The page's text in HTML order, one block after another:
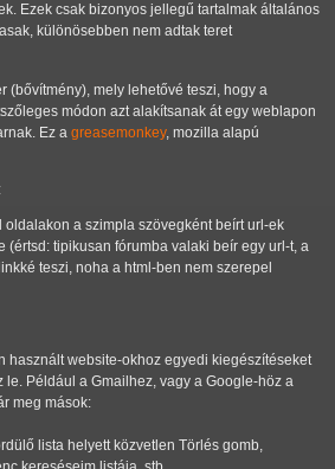
Ezek csak bizonyos jellegű tartalmak általános
különösebben nem adtak teret
(bővítmény), mely lehetővé teszi, hogy a
módon azt alakítsanak át egy weblapon
Ez a greasemonkey, mozilla alapú
oldalakon a szimpla szövegként beírt url-ek
(értsd: tipikusan fórumba valaki beír egy url-t, a
teszi, noha a html-ben nem szerepel
használt website-okhoz egyedi kiegészítéseket
le. Például a Gmailhez, vagy a Google-höz a
meg mások:
lista helyett közvetlen Törlés gomb,